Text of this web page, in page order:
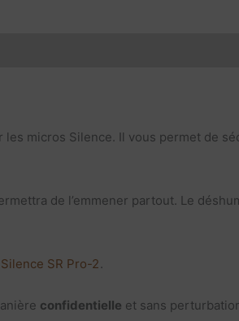
micros Silence. Il vous permet de
de l’emmener partout. Le
SR Pro-2
confidentielle et sans